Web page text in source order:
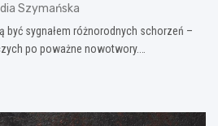
Szymańska
być sygnałem różnorodnych schorzeń –
po poważne nowotwory.…